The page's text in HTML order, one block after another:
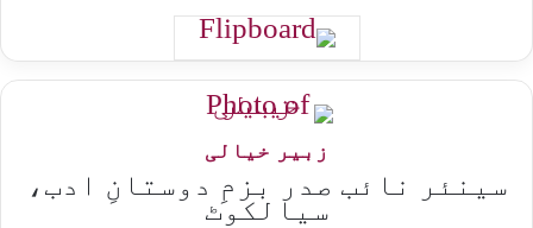
زبیر خیالی
سینئر نائب صدر بزمِ دوستانِ ادب،
سیالکوٹ